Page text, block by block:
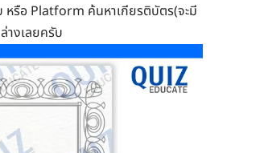
หรือ Platform ค้นหาเกียรติบัตร(จะมี
งเลยครับ